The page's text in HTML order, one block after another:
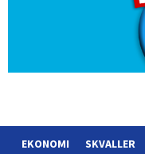
EKONOMI SKVALLER